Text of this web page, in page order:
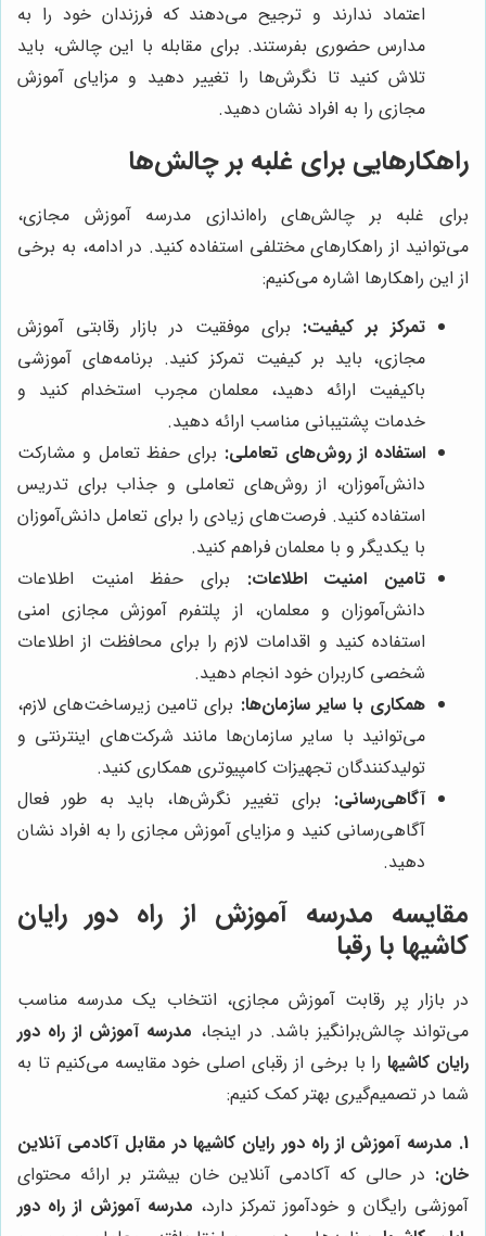
اعتماد ندارند و ترجیح می‌دهند که فرزندان خود را به
مدارس حضوری بفرستند. برای مقابله با این چالش، باید
تلاش کنید تا نگرش‌ها را تغییر دهید و مزایای آموزش
مجازی را به افراد نشان دهید.
راهکارهایی برای غلبه بر چالش‌ها
برای غلبه بر چالش‌های راه‌اندازی مدرسه آموزش مجازی،
می‌توانید از راهکارهای مختلفی استفاده کنید. در ادامه، به برخی
از این راهکارها اشاره می‌کنیم:
تمرکز بر کیفیت: برای موفقیت در بازار رقابتی آموزش
مجازی، باید بر کیفیت تمرکز کنید. برنامه‌های آموزشی
باکیفیت ارائه دهید، معلمان مجرب استخدام کنید و
خدمات پشتیبانی مناسب ارائه دهید.
استفاده از روش‌های تعاملی: برای حفظ تعامل و مشارکت
دانش‌آموزان، از روش‌های تعاملی و جذاب برای تدریس
استفاده کنید. فرصت‌های زیادی را برای تعامل دانش‌آموزان
با یکدیگر و با معلمان فراهم کنید.
تامین امنیت اطلاعات: برای حفظ امنیت اطلاعات
دانش‌آموزان و معلمان، از پلتفرم آموزش مجازی امنی
استفاده کنید و اقدامات لازم را برای محافظت از اطلاعات
شخصی کاربران خود انجام دهید.
همکاری با سایر سازمان‌ها: برای تامین زیرساخت‌های لازم،
می‌توانید با سایر سازمان‌ها مانند شرکت‌های اینترنتی و
تولیدکنندگان تجهیزات کامپیوتری همکاری کنید.
آگاهی‌رسانی: برای تغییر نگرش‌ها، باید به طور فعال
آگاهی‌رسانی کنید و مزایای آموزش مجازی را به افراد نشان
دهید.
مقایسه مدرسه آموزش از راه دور رایان
کاشیها با رقبا
در بازار پر رقابت آموزش مجازی، انتخاب یک مدرسه مناسب
می‌تواند چالش‌برانگیز باشد. در اینجا، مدرسه آموزش از راه دور
رایان کاشیهارا با برخی از رقبای اصلی خود مقایسه می‌کنیم تا به
شما در تصمیم‌گیری بهتر کمک کنیم:
1. مدرسه آموزش از راه دور رایان کاشیهادر مقابل آکادمی آنلاین
خان: در حالی که آکادمی آنلاین خان بیشتر بر ارائه محتوای
آموزشی رایگان و خودآموز تمرکز دارد، مدرسه آموزش از راه دور